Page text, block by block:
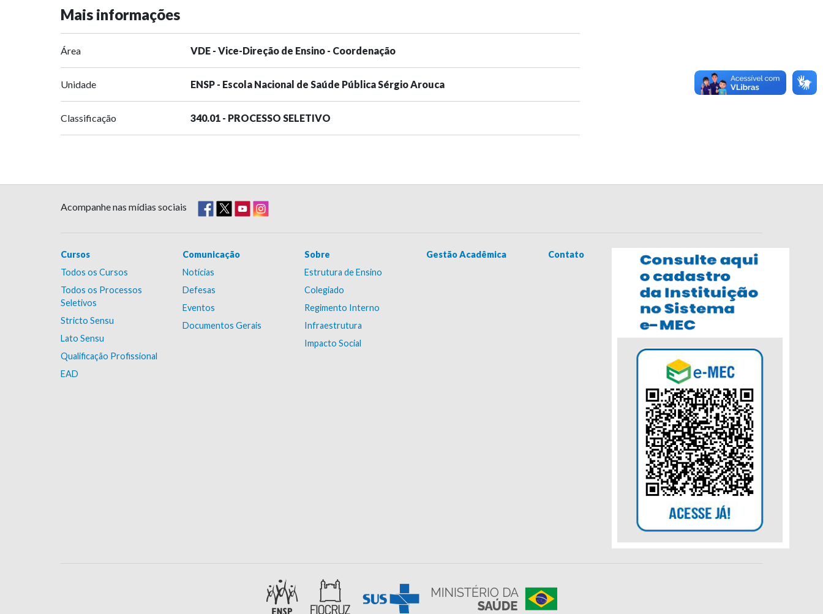
Mais informações
Área VDE - Vice-Direção de Ensino - Coordenação
Unidade ENSP - Escola Nacional de Saúde Pública Sérgio Arouca
Classificação 340.01 - PROCESSO SELETIVO
Acompanhe nas mídias sociais
Cursos
Todos os Cursos
Todos os Processos
Seletivos
Stricto Sensu
Lato Sensu
Qualificação Profissional
EAD
Comunicação
Notícias
Defesas
Eventos
Documentos Gerais
Sobre
Estrutura de Ensino
Colegiado
Regimento Interno
Infraestrutura
Impacto Social
Gestão Acadêmica Contato